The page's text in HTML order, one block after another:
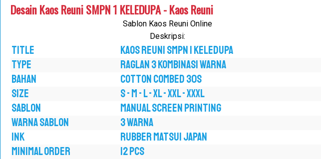
Desain Kaos Reuni SMPN 1 KELEDUPA - Kaos Reuni
Sablon Kaos Reuni Online
Deskripsi:
TITLE
Kaos Reuni SMPN 1 Keledupa
TYPE
RAGLAN 3 KOMBINASI WARNA
BAHAN
COTTON COMBED 30S
SIZE
S - M - L - XL - XXL - XXXL
SABLON
MANUAL SCREEN PRINTING
WARNA SABLON
3 WARNA
INK
RUBBER MATSUI JAPAN
MINIMAL ORDER
12 PCS